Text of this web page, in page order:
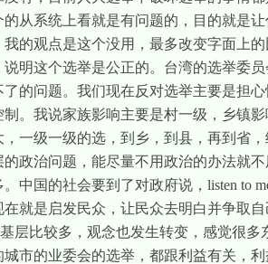
从系统上看就是有问题的，目的就是
的观点是这个没用，最多改变字面上
明这个选举是公正的。台湾的选举委
的问题。我们现在反对选举主要是担
。我说家族影响主要是村一级，乡镇
一级一级的选，到乡，到县，再到省
政治问题，能尽量不用政治的办法就
中国的社会要到了对政府说， listen to
就是启发民众，让民众去明白并争取
基层比较多，观念也发生转变，感觉很
市的业委会的选举，都跟利益有关，